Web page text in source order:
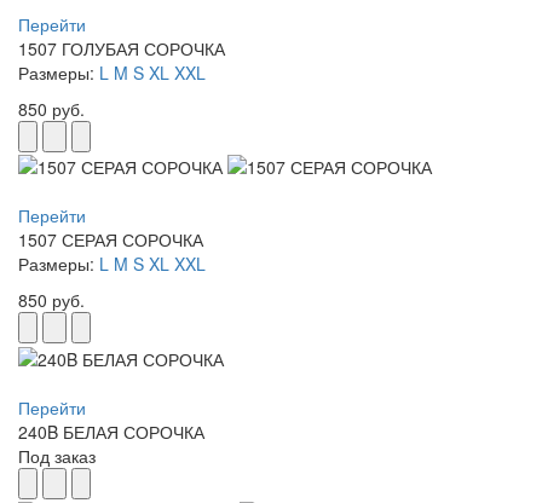
Перейти
1507 ГОЛУБАЯ СОРОЧКА
Размеры: L M S XL XXL
850 руб.
Перейти
1507 СЕРАЯ СОРОЧКА
Размеры: L M S XL XXL
850 руб.
Перейти
240B БЕЛАЯ СОРОЧКА
Под заказ